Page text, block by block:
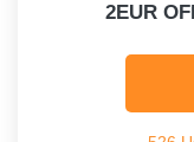
2EUR